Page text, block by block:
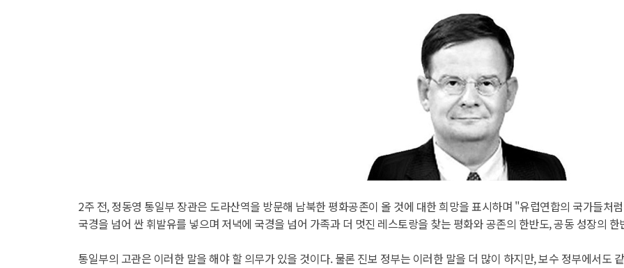
2주 전, 정동영 통일부 장관은 도라산역을 방문해 남북한 평화공존이 올 것에 대한 희망을 표시하며 "유럽연합의 국가들처
국경을 넘어 싼 휘발유를 넣으며 저녁에 국경을 넘어 가족과 더 멋진 레스토랑을 찾는 평화와 공존의 한반도, 공동 성장의
통일부의 고관은 이러한 말을 해야 할 의무가 있을 것이다. 물론 진보 정부는 이러한 말을 더 많이 하지만, 보수 정부에서도